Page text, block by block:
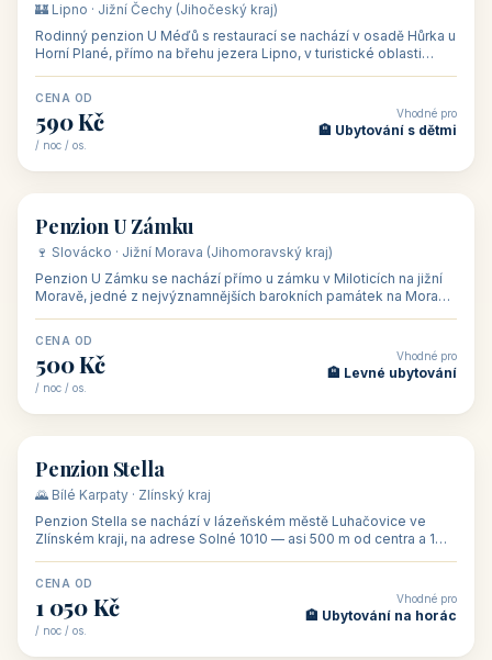
🏰 Lipno · Jižní Čechy (Jihočeský kraj)
Rodinný penzion U Méďů s restaurací se nachází v osadě Hůrka u
Horní Plané, přímo na břehu jezera Lipno, v turistické oblasti
CENA OD
590 Kč
/ noc / os.
Vhodné pro
🏨 Ubytování s dětmi
🏡 penzion
Penzion U Zámku
🍷 Slovácko · Jižní Morava (Jihomoravský kraj)
Penzion U Zámku se nachází přímo u zámku v Miloticích na jižní
Moravě, jedné z nejvýznamnějších barokních památek na Moravě,
CENA OD
500 Kč
/ noc / os.
Vhodné pro
🏨 Levné ubytování
🏡 penzion
Penzion Stella
🌄 Bílé Karpaty · Zlínský kraj
Penzion Stella se nachází v lázeňském městě Luhačovice ve
Zlínském kraji, na adrese Solné 1010 — asi 500 m od centra a 1
CENA OD
1 050 Kč
/ noc / os.
Vhodné pro
🏨 Ubytování na horác